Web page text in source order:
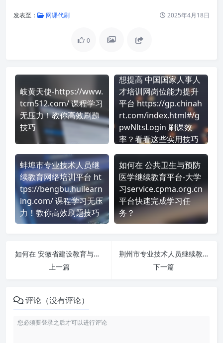
发表至： 网课代刷 2025年4月18日
0
岐黄天使-https://www.
tcm512.com/ 课程学习
无压力！教你高效刷题
技巧
想提高 中国国家人事人
才培训网岗位能力提升
平台 https://gp.chinah
rt.com/index.html#/g
pwNltsLogin 刷课效
率？看看这些实用技巧
蚌埠市专业技术人员继
续教育网络培训平台 ht
tps://bengbu.huilearn
ing.com/ 课程学习无压
力！教你高效刷题技巧
如何在 公共卫生与预防
医学继续教育平台-大学
习service.cpma.org.cn
平台快速完成学习任
务？
如何在 安徽省建设教育与专业技术协会培训管理服务平台 https://ahjsxh.huilearning.com/index 平台快速完成学习任务？
上一篇
荆州市专业技术人员继续教育培训网 http://jzjxjy.chinahrt.com/ 刷课也能轻松过！简单技巧大公开
下一篇
评论（没有评论）